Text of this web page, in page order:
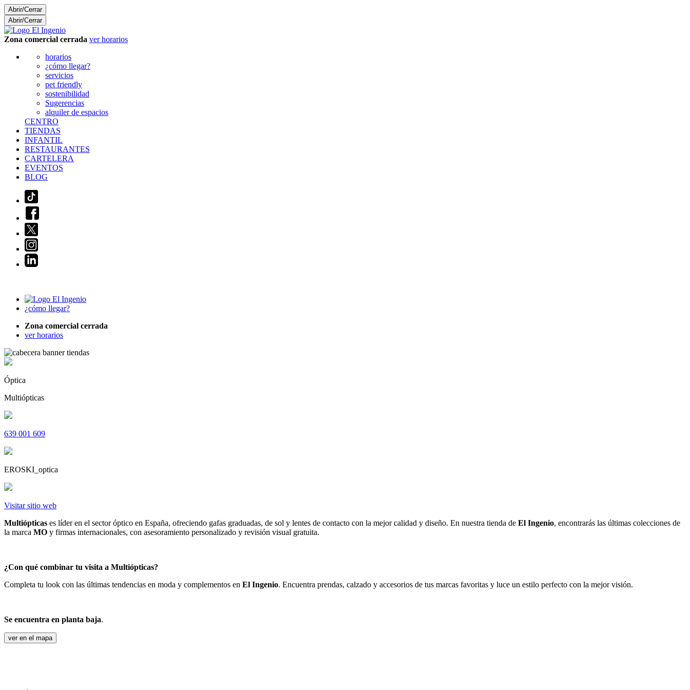
Abrir/Cerrar
Abrir/Cerrar
Zona comercial cerrada ver horarios
horarios
¿cómo llegar?
servicios
pet friendly
sostenibilidad
Sugerencias
alquiler de espacios
CENTRO
TIENDAS
INFANTIL
RESTAURANTES
CARTELERA
EVENTOS
BLOG
¿cómo llegar?
Zona comercial cerrada
ver horarios
Óptica
Multiópticas
639 001 609
EROSKI_optica
Visitar sitio web
Multiópticas es líder en el sector óptico en España, ofreciendo gafas graduadas, de sol y lentes de contacto con la mejor calidad y diseño. En nuestra tienda de El Ingenio, encontrarás las últimas colecciones de
la marca MO y firmas internacionales, con asesoramiento personalizado y revisión visual gratuita.
¿Con qué combinar tu visita a Multiópticas?
Completa tu look con las últimas tendencias en moda y complementos en El Ingenio. Encuentra prendas, calzado y accesorios de tus marcas favoritas y luce un estilo perfecto con la mejor visión.
Se encuentra en planta baja.
ver en el mapa